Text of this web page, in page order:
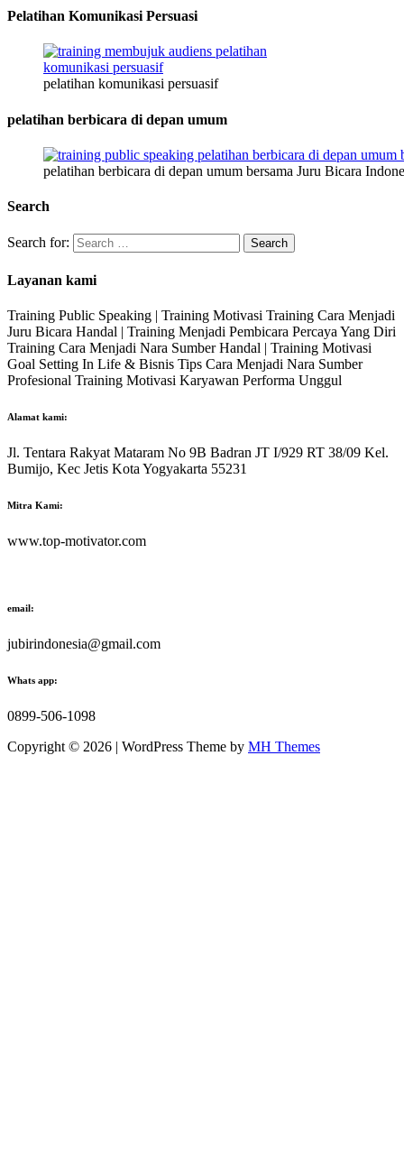
Pelatihan Komunikasi Persuasi
pelatihan komunikasi persuasif
pelatihan berbicara di depan umum
pelatihan berbicara di depan umum bersama Juru Bicara
Search
Search for:
Layanan kami
Training Public Speaking | Training Motivasi Training Cara Menjadi
Juru Bicara Handal | Training Menjadi Pembicara Percaya Yang Diri
Training Cara Menjadi Nara Sumber Handal | Training Motivasi
Goal Setting In Life & Bisnis Tips Cara Menjadi Nara Sumber
Profesional Training Motivasi Karyawan Performa Unggul
Alamat kami:
Jl. Tentara Rakyat Mataram No 9B Badran JT I/929 RT 38/09 Kel.
Bumijo, Kec Jetis Kota Yogyakarta 55231
Mitra Kami:
www.top-motivator.com
email:
jubirindonesia@gmail.com
Whats app:
0899-506-1098
Copyright © 2026 | WordPress Theme by MH Themes